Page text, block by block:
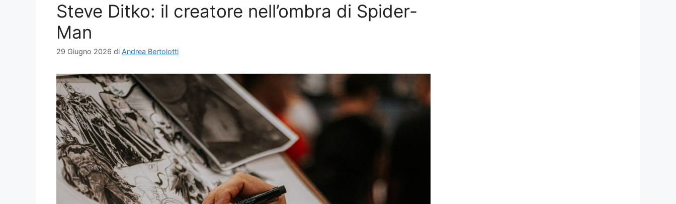
Steve Ditko: il creatore nell’ombra di Spider-
Man
29 Giugno 2026 di Andrea Bertolotti